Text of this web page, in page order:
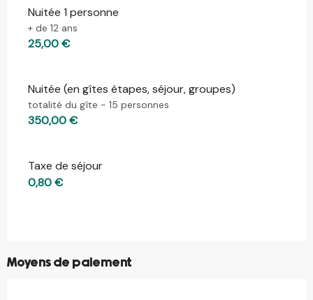
Tarifs 2026
Nuitée 1 personne
+ de 12 ans
25,00 €
Nuitée (en gîtes étapes, séjour, groupes)
totalité du gîte - 15 personnes
350,00 €
Taxe de séjour
0,80 €
Moyens de paiement